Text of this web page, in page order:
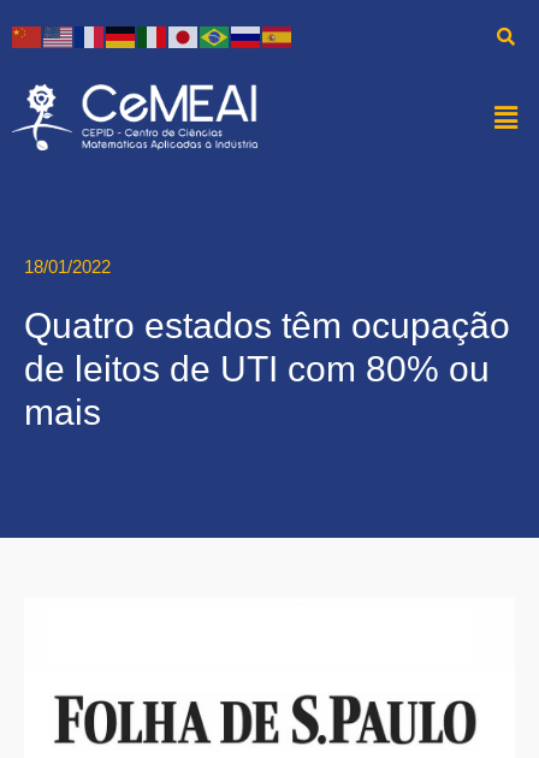
18/01/2022
Quatro estados têm ocupação
de leitos de UTI com 80% ou
mais